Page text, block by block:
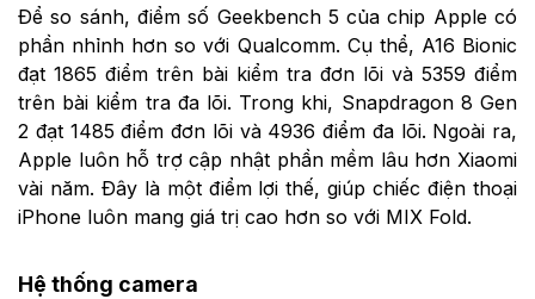
Để so sánh, điểm số Geekbench 5 của chip Apple có
phần nhỉnh hơn so với Qualcomm. Cụ thể, A16 Bionic
đạt 1865 điểm trên bài kiểm tra đơn lõi và 5359 điểm
trên bài kiểm tra đa lõi. Trong khi, Snapdragon 8 Gen
2 đạt 1485 điểm đơn lõi và 4936 điểm đa lõi. Ngoài ra,
Apple luôn hỗ trợ cập nhật phần mềm lâu hơn Xiaomi
vài năm. Đây là một điểm lợi thế, giúp chiếc điện thoại
iPhone luôn mang giá trị cao hơn so với MIX Fold.
Hệ thống camera